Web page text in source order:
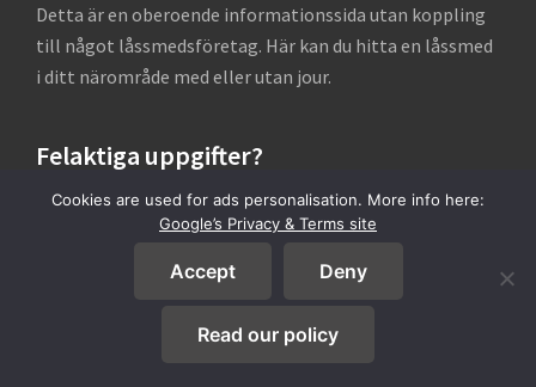
Detta är en oberoende informationssida utan koppling
till något låssmedsföretag. Här kan du hitta en låssmed
i ditt närområde med eller utan jour.
Felaktiga uppgifter?
Finns ditt företag med här men med felaktiga uppgifter?
Kontakta oss på info@låssmedjour.se så korrigerar vi era
Cookies are used for ads personalisation. More info here:
Google’s Privacy & Terms site
Accept Deny
Read our policy